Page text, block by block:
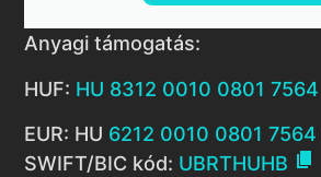
Anyagi támogatás:
HUF: HU 8312 0010 0801
EUR: HU 6212 0010 0801
SWIFT/BIC kód: UBRTHUHB 